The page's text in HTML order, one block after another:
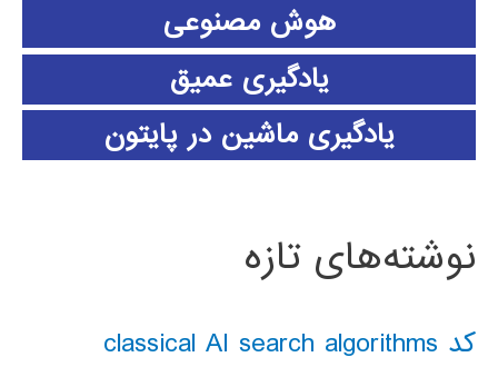
هوش مصنوعی
یادگیری عمیق
یادگیری ماشین در پایتون
نوشته‌های تازه
کد classical AI search algorithms